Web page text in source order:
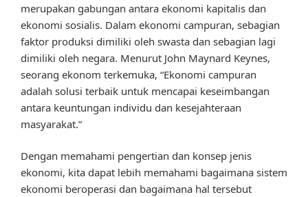
merupakan gabungan antara ekonomi kapitalis dan
ekonomi sosialis. Dalam ekonomi campuran, sebagian
faktor produksi dimiliki oleh swasta dan sebagian lagi
dimiliki oleh negara. Menurut John Maynard Keynes,
seorang ekonom terkemuka, “Ekonomi campuran
adalah solusi terbaik untuk mencapai keseimbangan
antara keuntungan individu dan kesejahteraan
masyarakat.”
Dengan memahami pengertian dan konsep jenis
ekonomi, kita dapat lebih memahami bagaimana sistem
ekonomi beroperasi dan bagaimana hal tersebut